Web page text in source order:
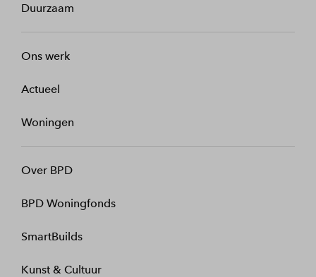
Duurzaam
Ons werk
Actueel
Woningen
Over BPD
BPD Woningfonds
SmartBuilds
Kunst & Cultuur